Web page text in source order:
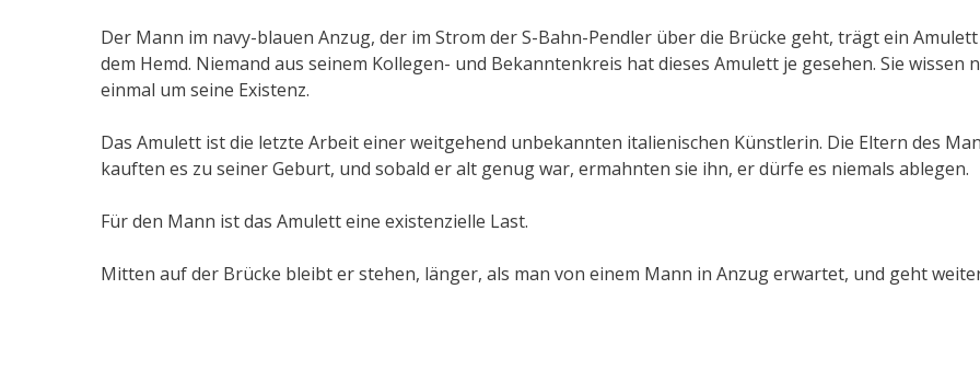
Der Mann im navy-blauen Anzug, der im Strom der S-Bahn-Pendler über die Brücke geht, trägt ein
dem Hemd. Niemand aus seinem Kollegen- und Bekanntenkreis hat dieses Amulett je gesehen. Sie wissen
einmal um seine Existenz.
Das Amulett ist die letzte Arbeit einer weitgehend unbekannten italienischen Künstlerin. Die Eltern des
kauften es zu seiner Geburt, und sobald er alt genug war, ermahnten sie ihn, er dürfe es niemals ablegen.
Für den Mann ist das Amulett eine existenzielle Last.
Mitten auf der Brücke bleibt er stehen, länger, als man von einem Mann in Anzug erwartet, und geht